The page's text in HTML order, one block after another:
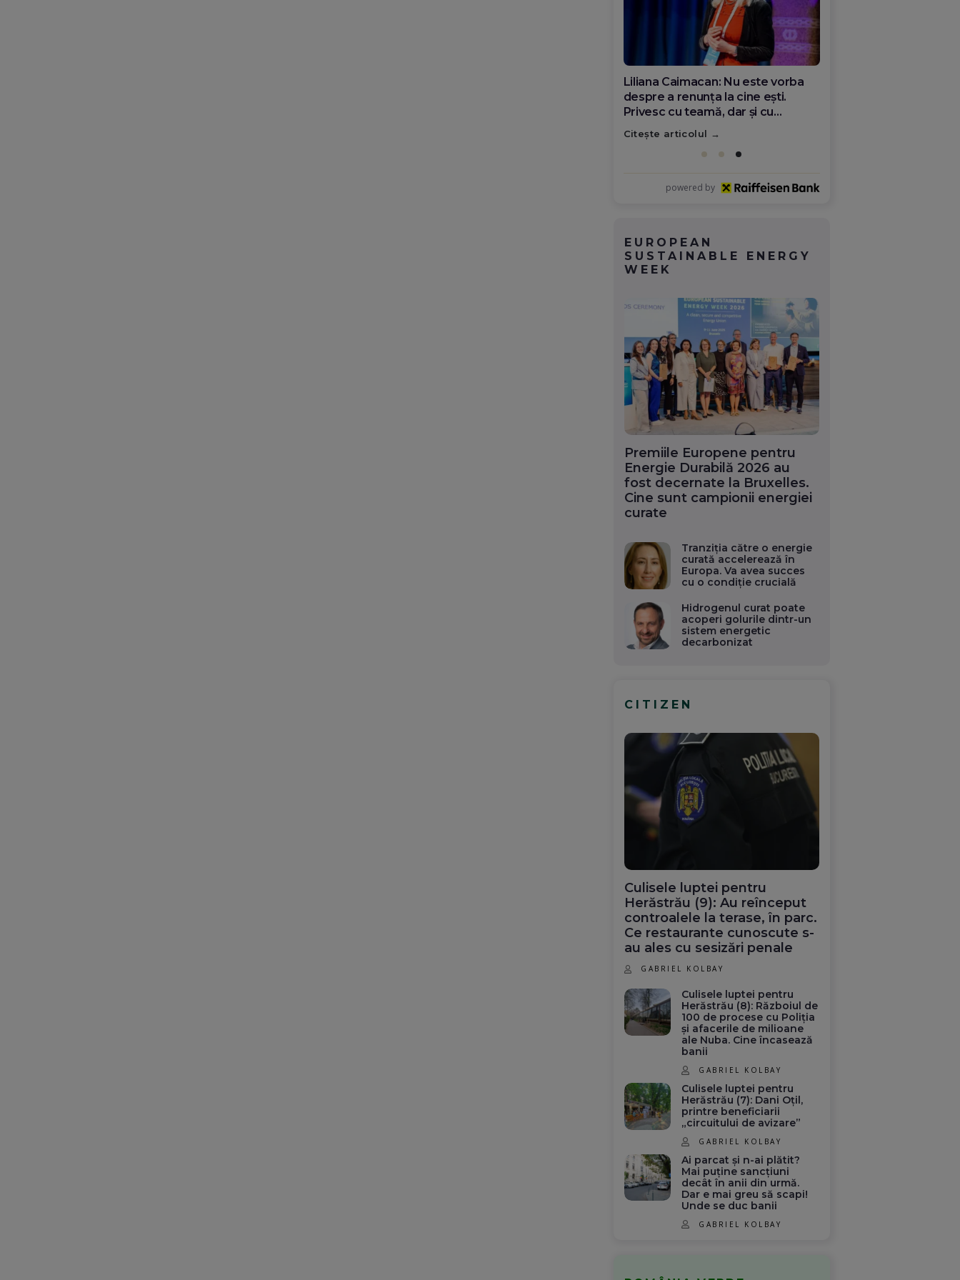
Diana Olar, românca de la Google
care demonstrează că diaspora
poate schimba România
Citește articolul
powered by
EUROPEAN
SUSTAINABLE ENERGY
WEEK
Premiile Europene pentru
Energie Durabilă 2026 au
fost decernate la Bruxelles.
Cine sunt campionii energiei
curate
Tranziția către o energie
curată accelerează în
Europa. Va avea succes
cu o condiție crucială
Hidrogenul curat poate
acoperi golurile dintr-un
sistem energetic
decarbonizat
CITIZEN
Culisele luptei pentru
Herăstrău (9): Au reînceput
controalele la terase, în parc.
Ce restaurante cunoscute s-
au ales cu sesizări penale
GABRIEL KOLBAY
Culisele luptei pentru
Herăstrău (8): Războiul de
100 de procese cu Poliția
și afacerile de milioane
ale Nuba. Cine încasează
banii
GABRIEL KOLBAY
Culisele luptei pentru
Herăstrău (7): Dani Oțil,
printre beneficiarii
„circuitului de avizare”
GABRIEL KOLBAY
Ai parcat și n-ai plătit?
Mai puține sancțiuni
decât în anii din urmă.
Dar e mai greu să scapi!
Unde se duc banii
GABRIEL KOLBAY